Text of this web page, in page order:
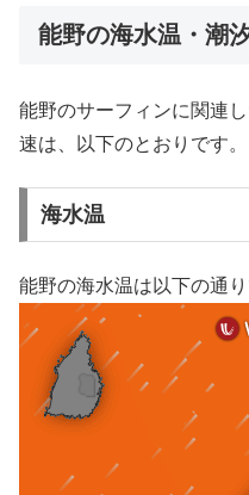
能野の海水温・潮
能野のサーフィンに関連
速は、以下のとおりです。
海水温
能野の海水温は以下の通り